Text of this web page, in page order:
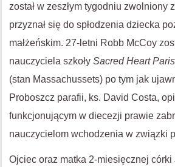
został w zeszłym tygodniu zwolniony
przyznał się do spłodzenia dziecka
małżeńskim. 27-letni Robb McCoy
nauczyciela szkoły Sacred Heart
(stan Massachussets) po tym jak
Proboszcz parafii, ks. David Costa,
funkcjonującym w diecezji prawie
nauczycielom wchodzenia w związki
Ojciec oraz matka 2-miesięcznej